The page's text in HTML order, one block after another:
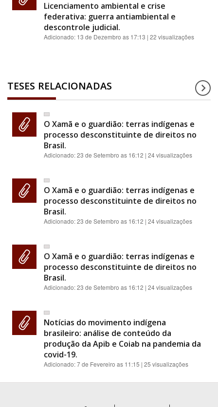
Licenciamento ambiental e crise
federativa: guerra antiambiental e
descontrole judicial.
Adicionado: 13 de Dezembro as 17:13 | 22 visualizações
TESES RELACIONADAS
O Xamã e o guardião: terras indígenas e
processo desconstituinte de direitos no
Brasil.
Adicionado:23 de Setembro as 16:12 | 24 visualizações
O Xamã e o guardião: terras indígenas e
processo desconstituinte de direitos no
Brasil.
Adicionado:23 de Setembro as 16:12 | 24 visualizações
O Xamã e o guardião: terras indígenas e
processo desconstituinte de direitos no
Brasil.
Adicionado:23 de Setembro as 16:12 | 24 visualizações
Notícias do movimento indígena
brasileiro: análise de conteúdo da
produção da Apib e Coiab na pandemia da
covid-19.
Adicionado:7 de Fevereiro as 11:15 | 25 visualizações